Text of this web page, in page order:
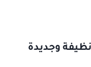
وجديدة